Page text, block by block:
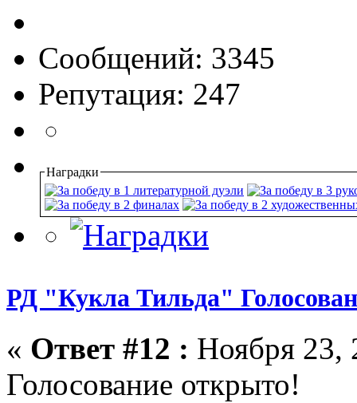
Сообщений: 3345
Репутация: 247
Наградки
РД "Кукла Тильда"
« Ответ #12 : Ноября 23,
Голосование открыто!